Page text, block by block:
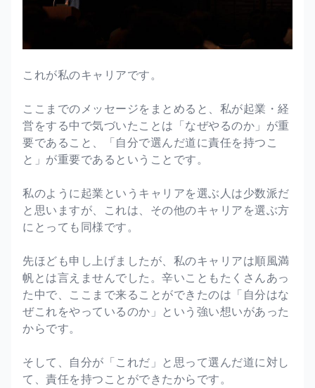
これが私のキャリアです。
ここまでのメッセージをまとめると、私が起業・経
営をする中で気づいたことは「なぜやるのか」が重
要であること、「自分で選んだ道に責任を持つこ
と」が重要であるということです。
私のように起業というキャリアを選ぶ人は少数派だ
と思いますが、これは、その他のキャリアを選ぶ方
にとっても同様です。
先ほども申し上げましたが、私のキャリアは順風満
帆とは言えませんでした。辛いこともたくさんあっ
た中で、ここまで来ることができたのは「自分はな
ぜこれをやっているのか」という強い想いがあった
からです。
そして、自分が「これだ」と思って選んだ道に対し
て、責任を持つことができたからです。